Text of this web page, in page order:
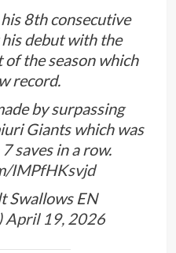
8th consecutive
debut with the
the season which
record.
by surpassing
Giants which was
saves in a row.
IMPfHKsvjd
Swallows EN
April 19, 2026